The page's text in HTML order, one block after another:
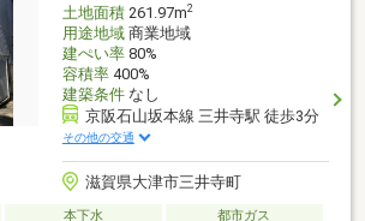
土地面積261.97m2
用途地域商業地域
建ぺい率80%
容積率400%
建築条件なし
京阪石山坂本線 三井寺駅 徒歩3分
その他の交通
滋賀県大津市三井寺町
本下水
都市ガス